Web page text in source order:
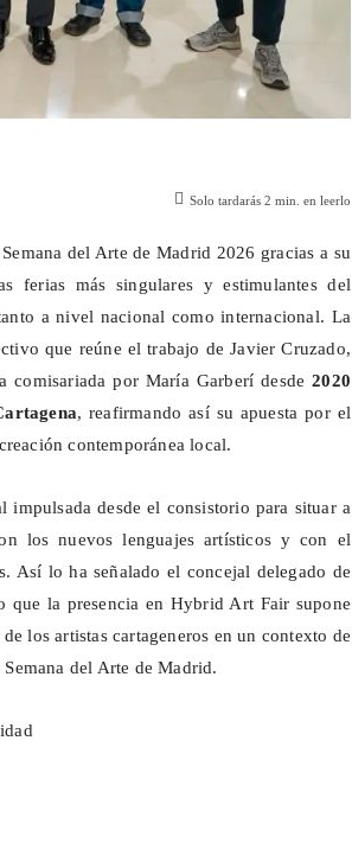
Solo tardarás2 min. en leerlo
del Arte de Madrid 2026 gracias a su
ferias más singulares y estimulantes del
a nivel nacional como internacional. La
que reúne el trabajo de Javier Cruzado,
comisariada por María Garberí desde2020
, reafirmando así su apuesta por el
contemporánea local.
impulsada desde el consistorio para situar a
los nuevos lenguajes artísticos y con el
Así lo ha señalado el concejal delegado de
que la presencia en Hybrid Art Fair supone
los artistas cartageneros en un contexto de
del Arte de Madrid.